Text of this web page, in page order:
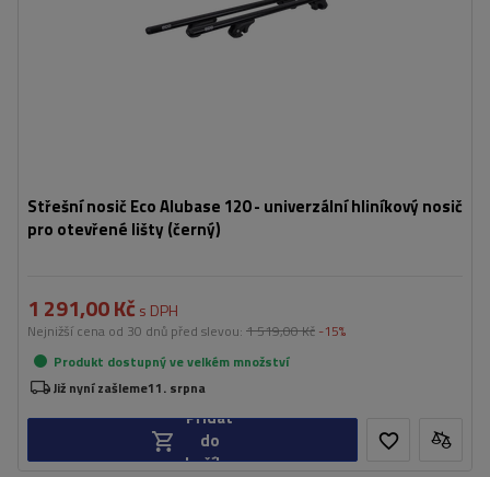
Střešní nosič Eco Alubase 120 - univerzální hliníkový nosič
pro otevřené lišty (černý)
1 291,00 Kč s DPH
Nejnižší cena od 30 dnů před slevou: 1 519,00 Kč -15%
Produkt dostupný ve velkém množství
Již nyní zašleme11. srpna
Přidat
do
košíku